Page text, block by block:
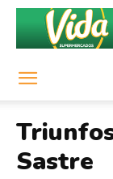
Sastre